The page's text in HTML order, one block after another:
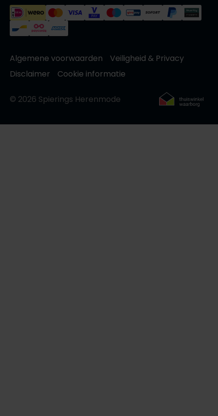
Algemene voorwaarden
Veiligheid & Privacy
Disclaimer
Cookie informatie
© 2026 Spierings Herenmode